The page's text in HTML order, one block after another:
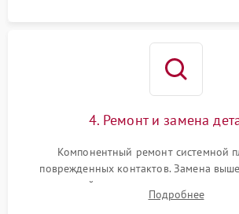
4. Ремонт и замена
Компонентный ремонт системной
поврежденных контактов. Замена
двигателей, изношенного
лидара или помпы подачи воды.
Подробнее